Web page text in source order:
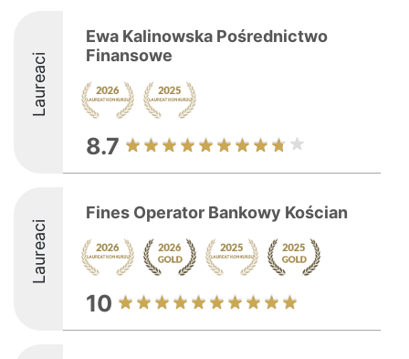
Laureaci
Ewa Kalinowska Pośrednictwo
Finansowe
8.7
Laureaci
Fines Operator Bankowy Kościan
10